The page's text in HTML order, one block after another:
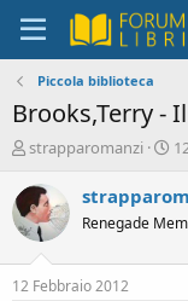
Piccola biblioteca
Brooks,Terry -
C
e
a
t
strapparomanzi
D
t
d
Renegade
12 Febbraio 2012